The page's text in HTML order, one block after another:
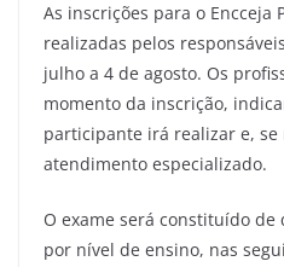
As inscrições para o Encceja
realizadas pelos
julho a 4 de agosto. Os
momento da inscrição,
participante irá realizar e, se
atendimento especializado.
O exame será constituído
por nível de ensino, nas